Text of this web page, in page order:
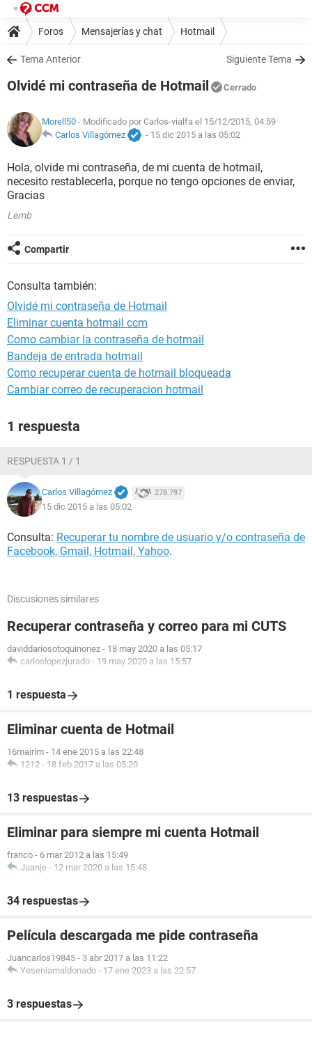
Foros Mensajerías y chat Hotmail
Tema Anterior Siguiente Tema
Olvidé mi contraseña de Hotmail Cerrado
Morell50 - Modificado por Carlos-vialfa el 15/12/2015, 04:59
Carlos Villagómez
- 15 dic 2015 a las 05:02
Hola, olvide mi contraseña, de mi cuenta de hotmail,
necesito restablecerla, porque no tengo opciones de enviar,
Gracias
Lemb
Compartir
Consulta también:
Olvidé mi contraseña de Hotmail
Eliminar cuenta hotmail ccm
Como cambiar la contraseña de hotmail
Bandeja de entrada hotmail
Como recuperar cuenta de hotmail bloqueada
Cambiar correo de recuperacion hotmail
1 respuesta
RESPUESTA 1 / 1
Carlos Villagómez 278.797
15 dic 2015 a las 05:02
Consulta: Recuperar tu nombre de usuario y/o contraseña de
Facebook, Gmail, Hotmail, Yahoo.
Discusiones similares
Recuperar contraseña y correo para mi CUTS
daviddariosotoquinonez - 18 may 2020 a las 05:17
carloslopezjurado - 19 may 2020 a las 15:57
1 respuesta
Eliminar cuenta de Hotmail
16mairim - 14 ene 2015 a las 22:48
1212 - 18 feb 2017 a las 05:20
13 respuestas
Eliminar para siempre mi cuenta Hotmail
franco - 6 mar 2012 a las 15:49
Juanje - 12 mar 2020 a las 15:48
34 respuestas
Película descargada me pide contraseña
Juancarlos19845 - 3 abr 2017 a las 11:22
Yeseniamaldonado - 17 ene 2023 a las 22:57
3 respuestas